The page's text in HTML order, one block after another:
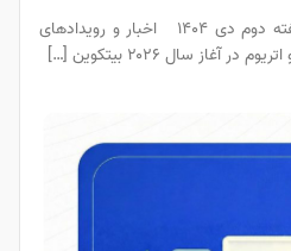
گزارش هفتگی بازار کریپتو | هفته دوم دی ۱۴۰۴ اخبار و رویدادهای
سال ۲۰۲۶ بیتکوین […]